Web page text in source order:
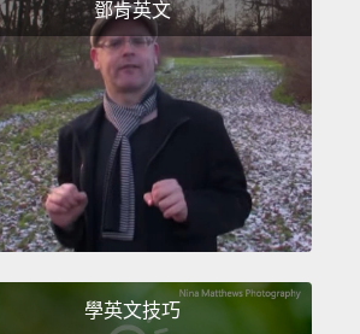
class, and then who's the
So, if you see us in the
looking at the passengers,
talking about you.
一直在打量你們，看誰是最性感
像是，嗯，經濟艙最辣的男生是
女是誰，然後整架飛機上最性感
們在後面看著乘客聊得咯咯笑，
鄧肯英文
學英文技巧